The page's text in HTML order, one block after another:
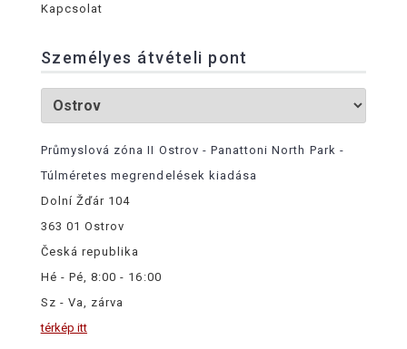
Kapcsolat
Személyes átvételi pont
Průmyslová zóna II Ostrov - Panattoni North Park -
Túlméretes megrendelések kiadása
Dolní Žďár 104
363 01 Ostrov
Česká republika
Hé - Pé, 8:00 - 16:00
Sz - Va, zárva
térkép itt